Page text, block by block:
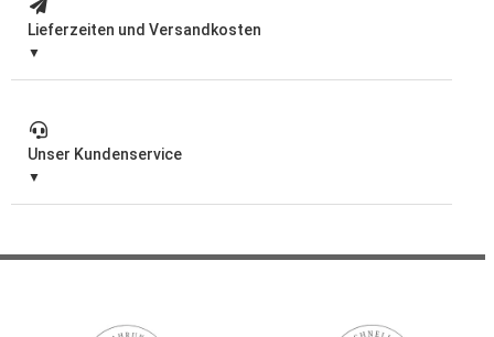
Lieferzeiten und Versandkosten
Unser Kundenservice